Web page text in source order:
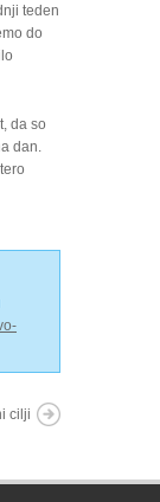
teden
do
da so
dan.
cilji